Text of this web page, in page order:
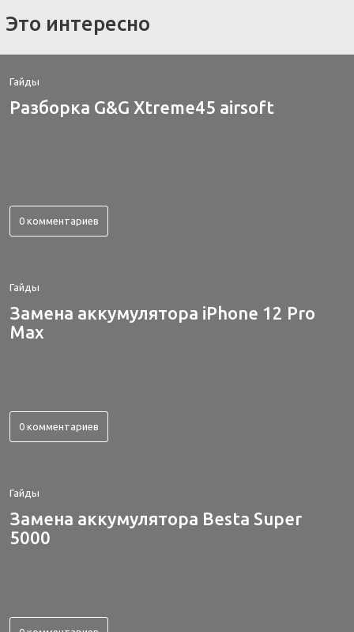
Это интересно
Гайды
Разборка G&G Xtreme45 airsoft
0 комментариев
Гайды
Замена аккумулятора iPhone 12 Pro
Max
0 комментариев
Гайды
Замена аккумулятора Besta Super
5000